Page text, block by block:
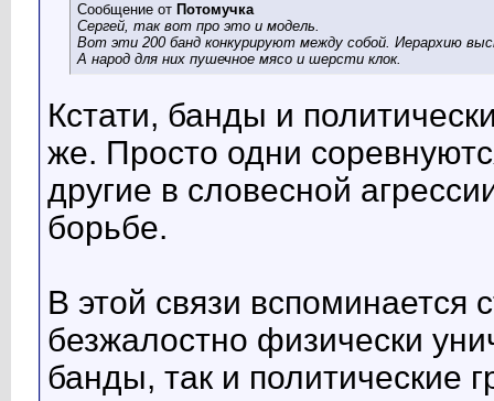
Сообщение от Потомучка
Сергей, так вот про это и модель.
Вот эти 200 банд конкурируют между собой. Иерархию
А народ для них пушечное мясо и шерсти клок.
Кстати, банды и
же. Просто одни
другие в словесной
борьбе.
В этой связи вспоминается
безжалостно физически
банды, так и политические